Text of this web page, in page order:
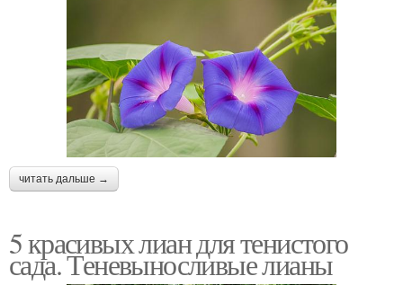
читать дальше →
5 красивых лиан для тенистого
сада. Теневыносливые лианы